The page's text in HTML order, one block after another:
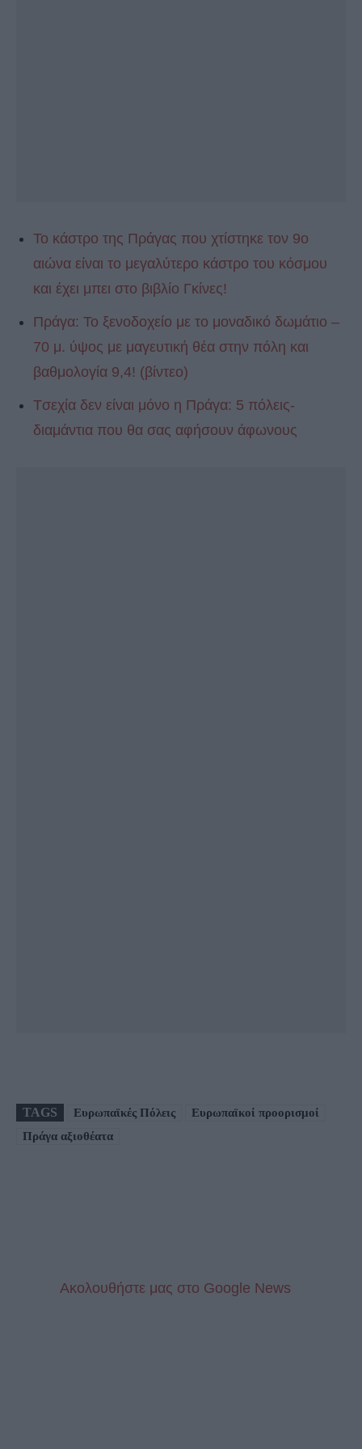
Το κάστρο της Πράγας που χτίστηκε τον 9ο
αιώνα είναι το μεγαλύτερο κάστρο του κόσμου
και έχει μπει στο βιβλίο Γκίνες!
Πράγα: Το ξενοδοχείο με το μοναδικό δωμάτιο –
70 μ. ύψος με μαγευτική θέα στην πόλη και
βαθμολογία 9,4! (βίντεο)
Tσεχία δεν είναι μόνο η Πράγα: 5 πόλεις-
διαμάντια που θα σας αφήσουν άφωνους
TAGS Ευρωπαϊκές Πόλεις
Ευρωπαϊκοί προορισμοί
Πράγα αξιοθέατα
Aκολουθήστε μας στo Google News